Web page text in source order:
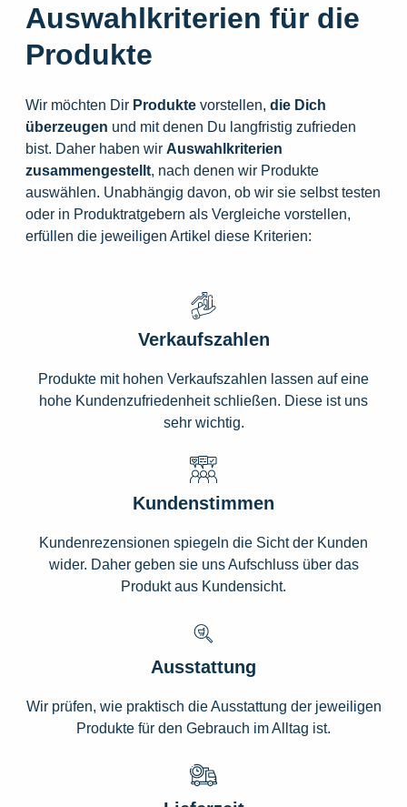
Auswahlkriterien für die
Produkte
Wir möchten Dir Produkte vorstellen, die Dich
überzeugen und mit denen Du langfristig zufrieden
bist. Daher haben wir Auswahlkriterien
zusammengestellt, nach denen wir Produkte
auswählen. Unabhängig davon, ob wir sie selbst testen
oder in Produktratgebern als Vergleiche vorstellen,
erfüllen die jeweiligen Artikel diese Kriterien:
Verkaufszahlen
Produkte mit hohen Verkaufszahlen lassen auf eine
hohe Kundenzufriedenheit schließen. Diese ist uns
sehr wichtig.
Kundenstimmen
Kundenrezensionen spiegeln die Sicht der Kunden
wider. Daher geben sie uns Aufschluss über das
Produkt aus Kundensicht.
Ausstattung
Wir prüfen, wie praktisch die Ausstattung der jeweiligen
Produkte für den Gebrauch im Alltag ist.